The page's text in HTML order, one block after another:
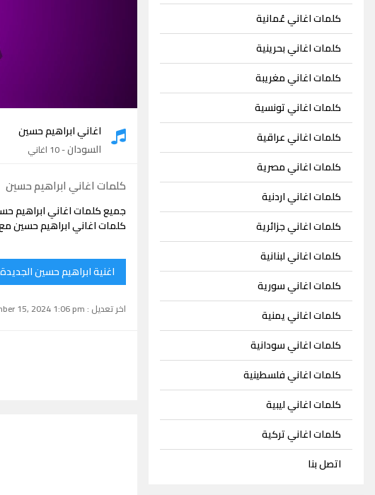
كلمات اغاني عُمانية
كلمات اغاني بحرينية
كلمات اغاني مغريبة
كلمات اغاني تونسية
كلمات اغاني عراقية
كلمات اغاني مصرية
كلمات اغاني اردنية
كلمات اغاني جزائرية
كلمات اغاني لبنانية
كلمات اغاني سورية
كلمات اغاني يمنية
كلمات اغاني سودانية
كلمات اغاني فلسطينية
كلمات اغاني ليبية
كلمات اغاني تركية
اتصل بنا
اغاني ابراهيم حسين
السودان- 10 اغاني
كلمات اغاني ابراهيم حسين
جميع كلمات اغاني ابراهيم
كلمات اغاني ابراهيم حسين
اغنية ابراهيم حسين الجديدة
اخر تعديل : September 15, 2024 1:06 pm